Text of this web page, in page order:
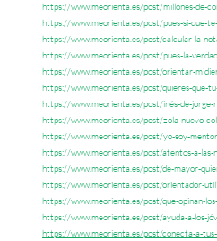
https://www.meorienta.es/post/millones-de-
https://www.meorienta.es/post/pues-si-que-
https://www.meorienta.es/post/calcular-la-
https://www.meorienta.es/post/pues-la-
https://www.meorienta.es/post/orientar-
https://www.meorienta.es/post/quieres-que-
https://www.meorienta.es/post/inés-de-jorge-
https://www.meorienta.es/post/zola-nuevo-
https://www.meorienta.es/post/yo-soy-mentor
https://www.meorienta.es/post/atentos-a-las-
https://www.meorienta.es/post/de-mayor-
https://www.meorienta.es/post/orientador-
https://www.meorienta.es/post/que-opinan-
https://www.meorienta.es/post/ayuda-a-los-
https://www.meorienta.es/post/conecta-a-